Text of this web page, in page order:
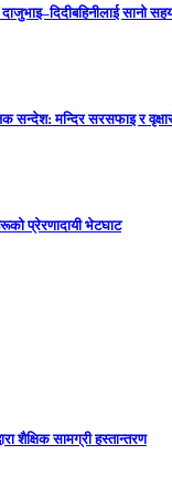
सानो
मन्दिर सरसफाइ र
प्रेरणादायी भेटघाट
शैक्षिक सामग्री हस्तान्तरण